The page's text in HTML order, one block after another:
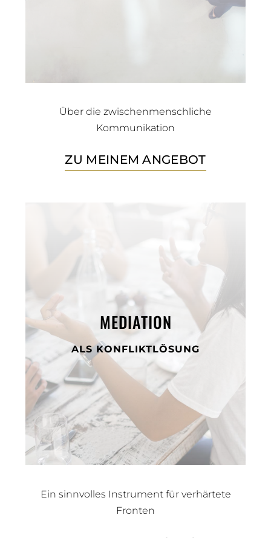
Über die zwischenmenschliche
Kommunikation
ZU MEINEM ANGEBOT
MEDIATION
ALS KONFLIKTLÖSUNG
Ein sinnvolles Instrument für verhärtete
Fronten